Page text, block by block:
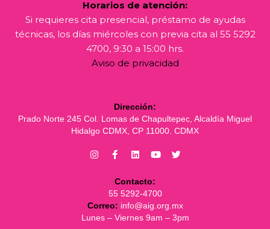
Horarios de atención:
Si requieres cita presencial, préstamo de ayudas
técnicas, los días miércoles con previa cita al 55 5292
4700, 9:30 a 15:00 hrs.
Aviso de privacidad
Dirección:
Prado Norte 245 Col. Lomas de Chapultepec, Alcaldía Miguel
Hidalgo CDMX, CP 11000. CDMX
Contacto:
55 5292-4700
Correo: info@aig.org.mx
Lunes – Viernes 9am – 3pm